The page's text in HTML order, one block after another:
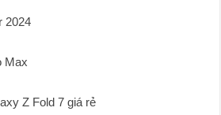
2024
Max
Z Fold 7 giá rẻ